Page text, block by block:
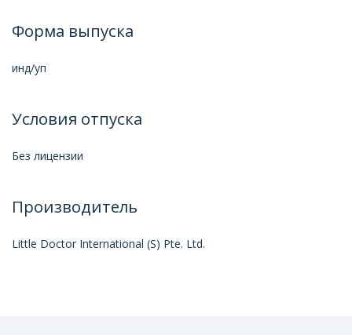
Форма выпуска
инд/уп
Условия отпуска
Без лицензии
Производитель
Little Doctor International (S) Pte. Ltd.